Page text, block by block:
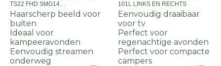
TS22 FHD SMG14
GOOGLE/ANDROID TV
Haarscherp beeld voor
buiten
Ideaal voor
kampeeravonden
Eenvoudig streamen
onderweg
101L LINKS EN RECHTS
Eenvoudig draaibaar
voor tv
Perfect voor
regenachtige avonden
Perfect voor compacte
campers